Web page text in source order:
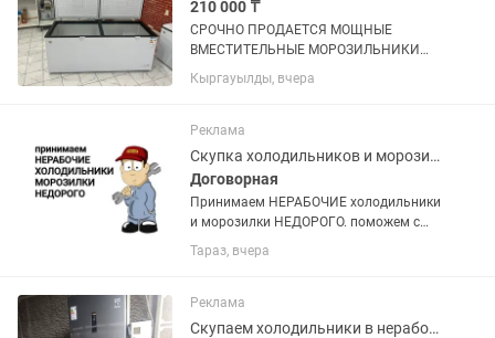
210 000 ₸
СРОЧНО ПРОДАЕТСЯ МОЩНЫЕ
ВМЕСТИТЕЛЬНЫЕ МОРОЗИЛЬНИКИ
ОБЪЕМ 600 л, покупали по 320.000 тг
продаем срочно по 210.000 тг,
упустите такие вкусные цены !
Кыргауылды, вчера
Реклама
Скупка холодильников и морозилок
Договорная
Принимаем НЕРАБОЧИЕ холодильники
и морозилки НЕДОРОГО. поможем с
утилизацией и выноса с этажей старой
техники.
Тараз, вчера
Реклама
Скупаем холодильники в нерабочем и рабочем состоянии!